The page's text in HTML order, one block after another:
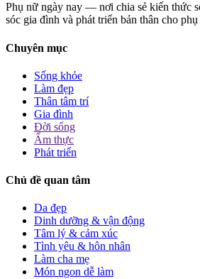
Phụ nữ ngày nay — nơi chia sẻ kiến thức
sóc gia đình và phát triển bản thân cho
Chuyên mục
Sống khỏe
Làm đẹp
Thân tâm trí
Gia đình
Đời sống
Ẩm thực
Phát triển
Chủ đề quan tâm
Da đẹp
Dinh dưỡng & vận động
Tâm lý & cảm xúc
Tình yêu & hôn nhân
Làm cha mẹ
Món ngon dễ làm